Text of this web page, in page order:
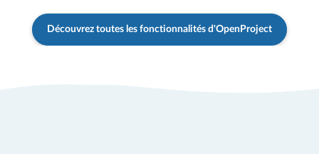
Découvrez toutes les fonctionnalités d'OpenProject